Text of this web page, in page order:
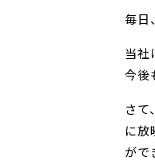
毎日
当社
今後
さて
に放
がで